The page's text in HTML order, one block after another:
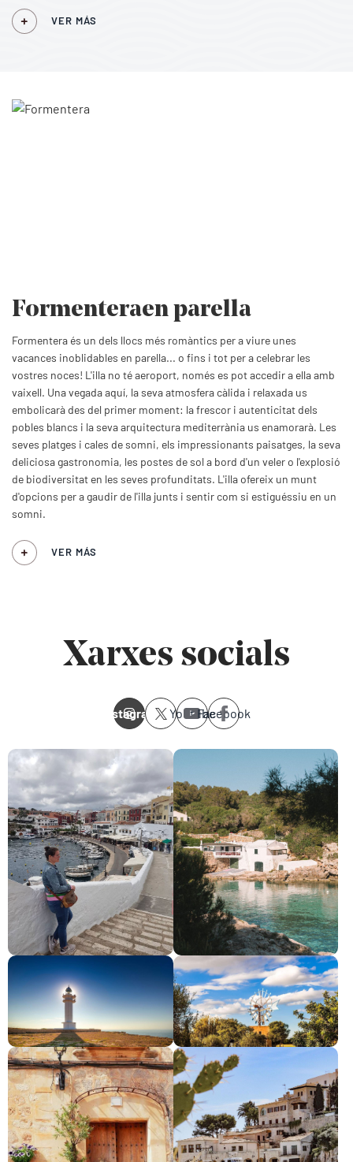
VER MÁS
Formenteraen parella
Formentera és un dels llocs més romàntics per a viure unes
vacances inoblidables en parella... o fins i tot per a celebrar les
vostres noces! L'illa no té aeroport, només es pot accedir a ella amb
vaixell. Una vegada aquí, la seva atmosfera càlida i relaxada us
embolicarà des del primer moment: la frescor i autenticitat dels
pobles blancs i la seva arquitectura mediterrània us enamorarà. Les
seves platges i cales de somni, els impressionants paisatges, la seva
deliciosa gastronomia, les postes de sol a bord d'un veler o l'explosió
de biodiversitat en les seves profunditats. L'illa ofereix un munt
d'opcions per a gaudir de l'illa junts i sentir com si estiguéssiu en un
somni.
VER MÁS
Xarxes socials
Instagram YoutubeFacebook